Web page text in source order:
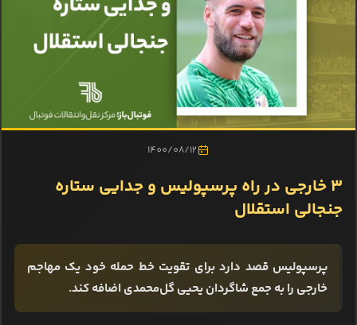
1400/08/12
3 خارجی در راه پرسپولیس و جدایی ستاره
جنجالی استقلال
پرسپولیس قصد دارد برای تقویت خط حمله خود یک مهاجم
خارجی را به جمع شاگردان یحیی گل‌محمدی اضافه کند.